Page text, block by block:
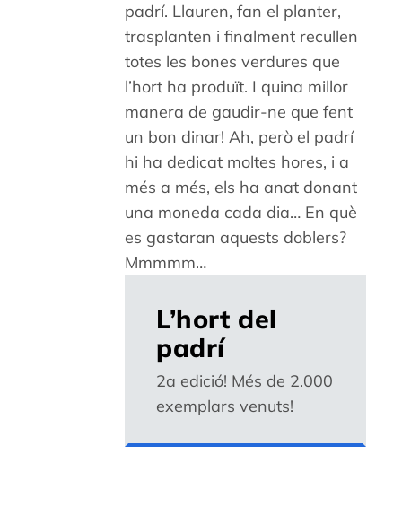
padrí. Llauren, fan el planter,
trasplanten i finalment recullen
totes les bones verdures que
l’hort ha produït. I quina millor
manera de gaudir-ne que fent
un bon dinar! Ah, però el padrí
hi ha dedicat moltes hores, i a
més a més, els ha anat donant
una moneda cada dia… En què
es gastaran aquests doblers?
Mmmmm…
L’hort del
padrí
2a edició! Més de 2.000
exemplars venuts!